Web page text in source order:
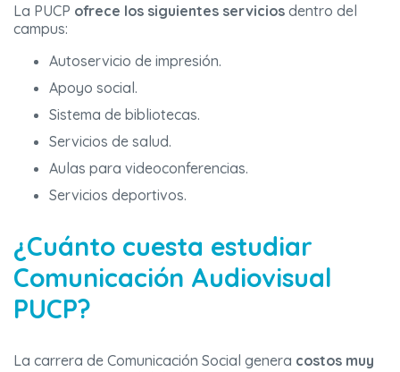
La PUCP ofrece los siguientes servicios dentro del
campus:
Autoservicio de impresión.
Apoyo social.
Sistema de bibliotecas.
Servicios de salud.
Aulas para videoconferencias.
Servicios deportivos.
¿Cuánto cuesta estudiar
Comunicación Audiovisual
PUCP?
La carrera de Comunicación Social genera costos muy